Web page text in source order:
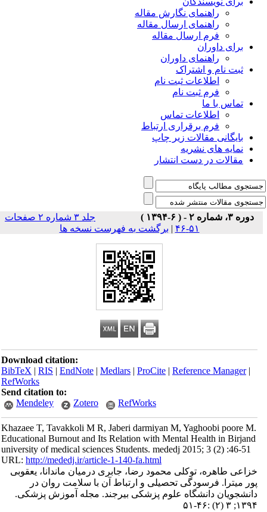
راهنمای نگارش مقاله
راهنمای ارسال مقاله
فرم ارسال مقاله
برای داوران
راهنمای داوران
ثبت نام و اشتراک
اطلاعات ثبت نام
فرم ثبت نام
تماس با ما
اطلاعات تماس
فرم برقراری ارتباط
بایگانی مقالات زیر چاپ
نمایه های نشریه
مقالات در دست انتشار
دوره ۳، شماره ۲ - ( ۶-۱۳۹۴ )
جلد ۳ شماره ۲ صفحات
۵۱-۴۶
|برگشت به فهرست نسخه ها
Download citation:
BibTeX|RIS|EndNote|Medlars|ProCite|Reference Manager
RefWorks
Send citation to:
Mendeley
Zotero RefWorks
Khazaee T, Tavakkoli M R, Jaberi darmiyan M, Yaghoobi poore M.
Educational Burnout and Its Relation with Mental Health in Birjand
university of medical sciences Students. mededj 2015; 3 (2) :46-51
URL:http://mededj.ir/article-1-140-fa.html
خزاعی طاهره، توکلی محمود رضا، جابری درمیان ماندانا، یعقوبی
پور میترا. فرسودگی تحصیلی و ارتباط آن با سلامت روان در
دانشجویان دانشگاه علوم پزشکی بیرجند. مجله آموزش پزشکی.
۱۳۹۴; ۳ (۲) :۴۶-۵۱